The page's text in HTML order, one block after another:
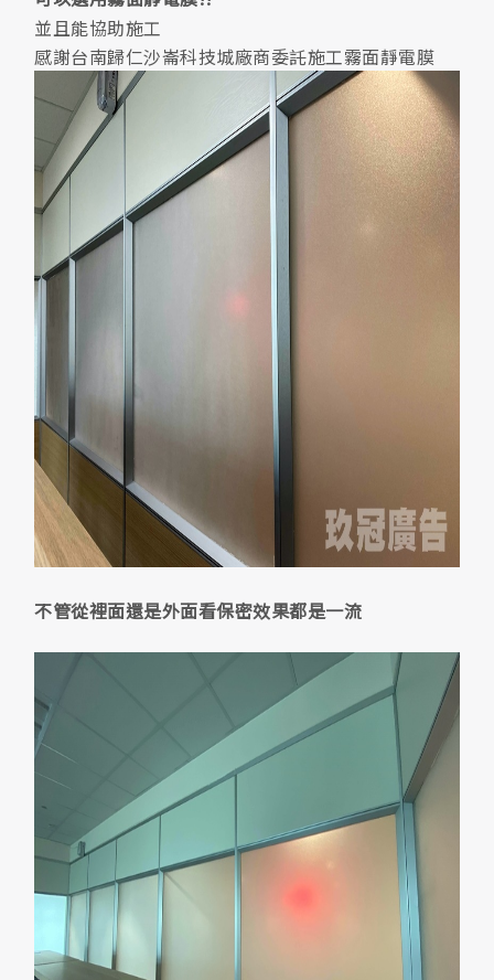
並且能協助施工
感謝台南歸仁沙崙科技城廠商委託施工霧面靜電膜
不管從裡面還是外面看保密效果都是一流